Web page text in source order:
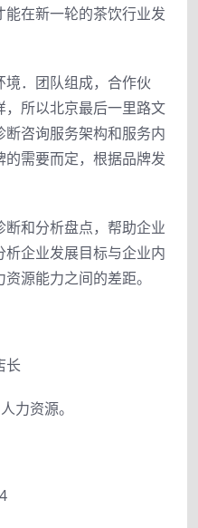
在新一轮的茶饮行业发
．团队组成，合作伙
所以北京最后一里路文
咨询服务架构和服务内
需要而定，根据品牌发
和分析盘点，帮助企业
企业发展目标与企业内
源能力之间的差距。
长
力资源。